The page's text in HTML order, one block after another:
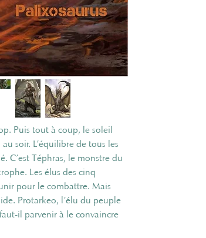
Puis tout à coup, le soleil
soir. L’équilibre de tous les
C’est Téphras, le monstre du
Les élus des cinq
pour le combattre. Mais
Protarkeo, l’élu du peuple
il parvenir à le convaincre